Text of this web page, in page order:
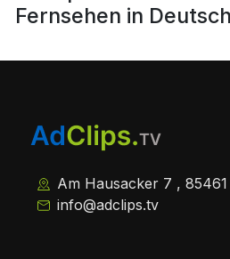
Fernsehen in
Am Hausacker 7 ,
info@adclips.tv